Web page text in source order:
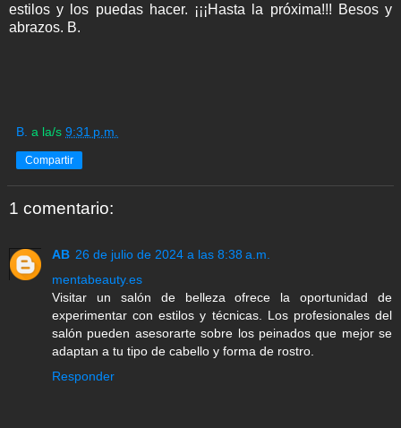
estilos y los puedas hacer. ¡¡¡Hasta la próxima!!! Besos y
abrazos. B.
B. a la/s 9:31 p.m.
Compartir
1 comentario:
AB 26 de julio de 2024 a las 8:38 a.m.
mentabeauty.es
Visitar un salón de belleza ofrece la oportunidad de
experimentar con estilos y técnicas. Los profesionales del
salón pueden asesorarte sobre los peinados que mejor se
adaptan a tu tipo de cabello y forma de rostro.
Responder